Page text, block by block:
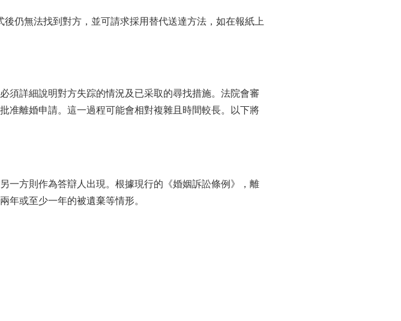
仍無法找到對方，並可請求採用替代送達方法，如在報紙上
須詳細說明對方失踪的情況及已采取的尋找措施。法院會審
准離婚申請。這一過程可能會相對複雜且時間較長。以下將
一方則作為答辯人出現。根據現行的《婚姻訴訟條例》，離
年或至少一年的被遺棄等情形。